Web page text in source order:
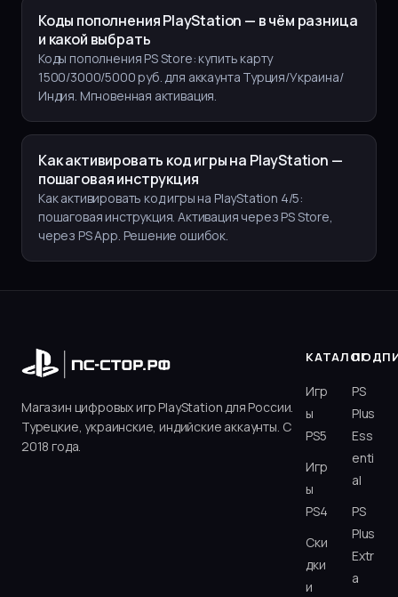
Коды пополнения PlayStation — в чём разница
и какой выбрать
Коды пополнения PS Store: купить карту
1500/3000/5000 руб. для аккаунта Турция/Украина/
Индия. Мгновенная активация.
Как активировать код игры на PlayStation —
пошаговая инструкция
Как активировать код игры на PlayStation 4/5:
пошаговая инструкция. Активация через PS Store,
через PS App. Решение ошибок.
Магазин цифровых игр PlayStation для России.
Турецкие, украинские, индийские аккаунты. С
2018 года.
КАТАЛОГ
Игр
ы
PS5
Игр
ы
PS4
Ски
дки
и
PS
Plus
Ess
enti
al
PS
Plus
Extr
a